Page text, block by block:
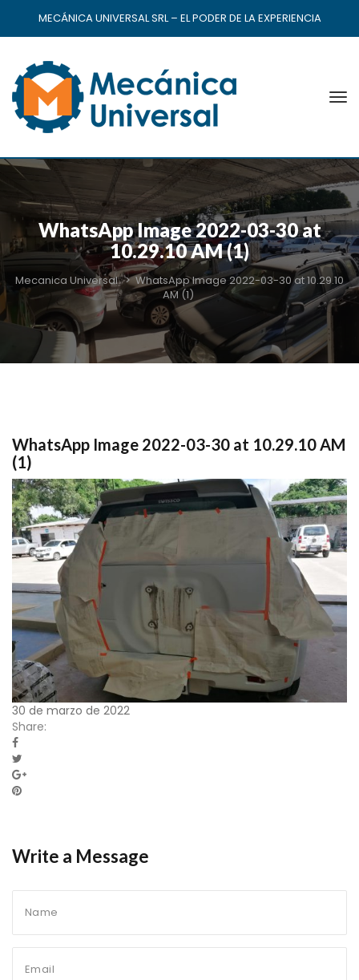
MECÁNICA UNIVERSAL SRL – EL PODER DE LA EXPERIENCIA
WhatsApp Image 2022-03-30 at
10.29.10 AM (1)
Mecanica Universal >WhatsApp Image 2022-03-30 at 10.29.10
AM (1)
WhatsApp Image 2022-03-30 at 10.29.10 AM
(1)
30 de marzo de 2022
Share:
Write a Message